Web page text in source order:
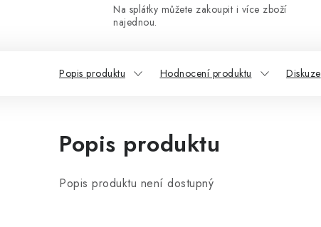
Na splátky můžete zakoupit i více zboží
najednou.
Popis produktu Hodnocení produktu Diskuze
Popis produktu
Popis produktu není dostupný